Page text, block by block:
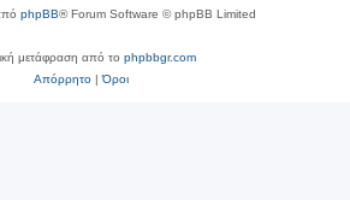
phpBB® Forum Software © phpBB Limited
μετάφραση από το phpbbgr.com
Απόρρητο|Όροι